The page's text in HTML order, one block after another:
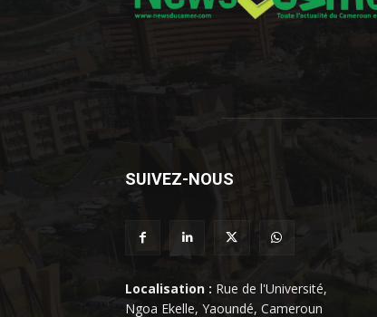
SUIVEZ-NOUS
Localisation : Rue de l'Université,
Ngoa Ekelle, Yaoundé, Cameroun